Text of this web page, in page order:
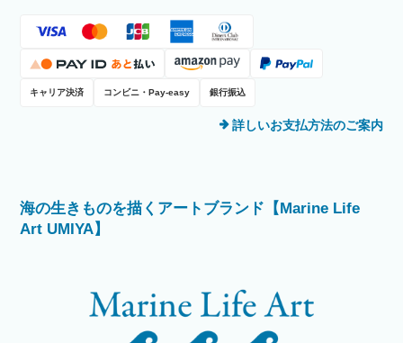
キャリア決済 コンビニ・Pay-easy 銀行振込
詳しいお支払方法のご案内
海の生きものを描くアートブランド【Marine Life
Art UMIYA】